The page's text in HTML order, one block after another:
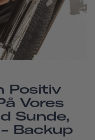
Positiv
Vores
Sunde,
Backup